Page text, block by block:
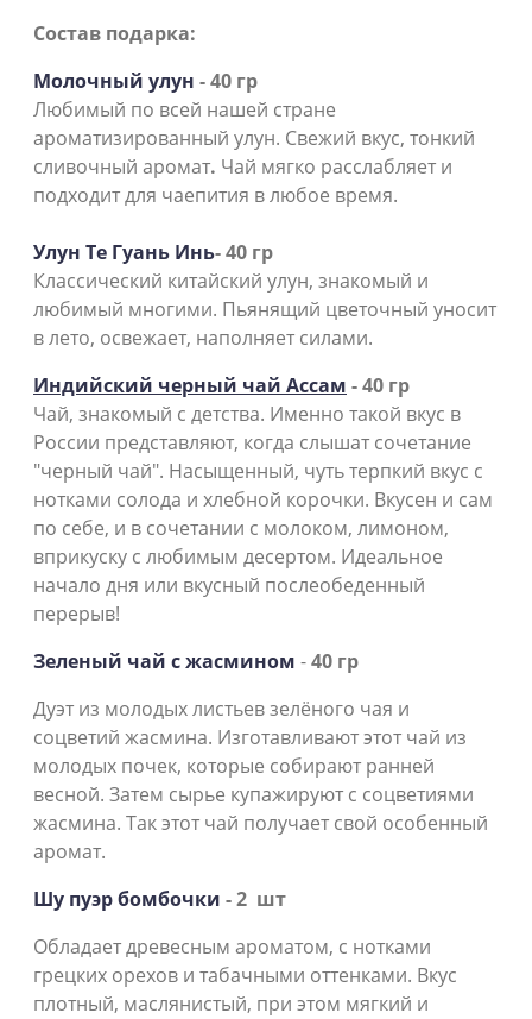
Состав подарка:
Молочный улун - 40 гр
Любимый по всей нашей стране
ароматизированный улун. Свежий вкус, тонкий
сливочный аромат. Чай мягко расслабляет и
подходит для чаепития в любое время.
Улун Те Гуань Инь- 40 гр
Классический китайский улун, знакомый и
любимый многими. Пьянящий цветочный уносит
в лето, освежает, наполняет силами.
Индийский черный чай Ассам - 40 гр
Чай, знакомый с детства. Именно такой вкус в
России представляют, когда слышат сочетание
"черный чай". Насыщенный, чуть терпкий вкус с
нотками солода и хлебной корочки. Вкусен и сам
по себе, и в сочетании с молоком, лимоном,
вприкуску с любимым десертом. Идеальное
начало дня или вкусный послеобеденный
перерыв!
Зеленый чай с жасмином -40 гр
Дуэт из молодых листьев зелёного чая и
соцветий жасмина. Изготавливают этот чай из
молодых почек, которые собирают ранней
весной. Затем сырье купажируют с соцветиями
жасмина. Так этот чай получает свой особенный
аромат.
Шу пуэр бомбочки - 2 шт
Обладает древесным ароматом, с нотками
грецких орехов и табачными оттенками. Вкус
плотный, маслянистый, при этом мягкий и